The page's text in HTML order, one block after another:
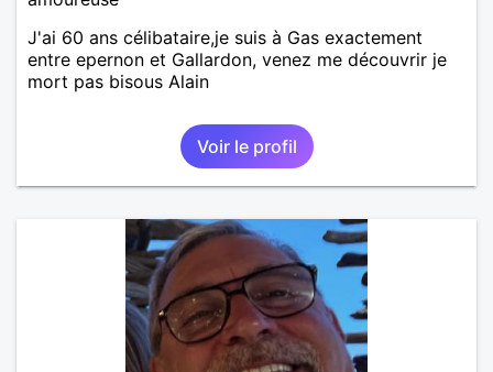
J'ai 60 ans célibataire,je suis à Gas exactement
entre epernon et Gallardon, venez me découvrir je
mort pas bisous Alain
Voir le profil